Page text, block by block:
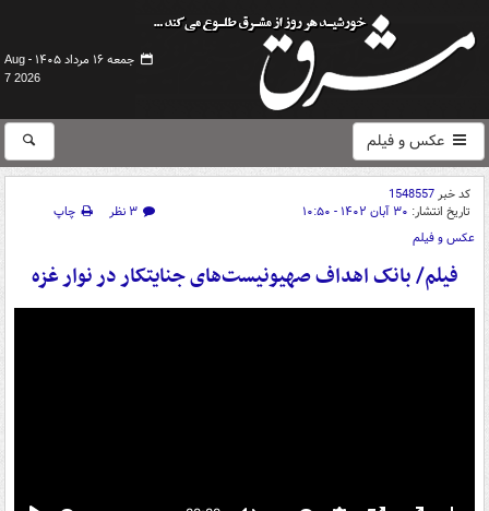
جمعه ۱۶ مرداد ۱۴۰۵ -
Aug
7 2026
عکس و فیلم
کد خبر1548557
تاریخ انتشار: ۳۰ آبان ۱۴۰۲ - ۱۰:۵۰ ۳ نظر
چاپ
عکس و فیلم
فیلم/ بانک اهداف صهیونیست‌های جنایتکار در نوار غزه